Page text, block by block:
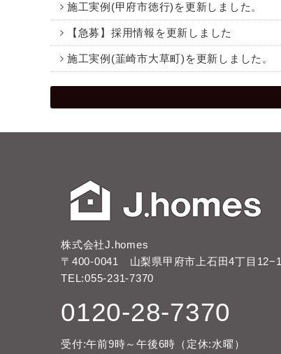
施工実例(甲府市徳行)を更新しました。
【急募】採用情報を更新しました
施工実例(韮崎市大草町)を更新しました。
株式会社J.homes
〒400-0041 山梨県甲府市上石田4丁目12−1
TEL:055-231-7370
0120-28-7370
受付:午前9時～午後6時（定休:水曜）